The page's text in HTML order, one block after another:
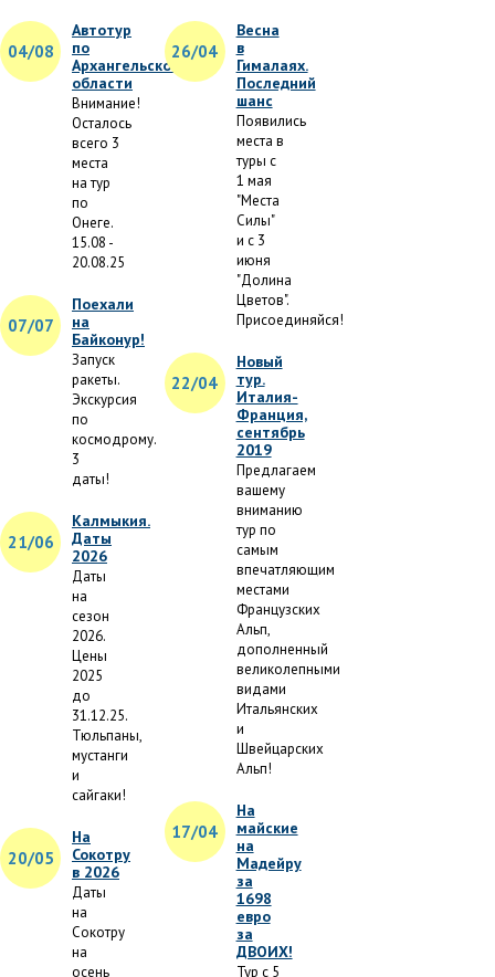
04/08
Автотур
по
Архангельской
области
Внимание!
Осталось
всего 3
места
на тур
по
Онеге.
15.08 -
20.08.25
07/07
Поехали
на
Байконур!
Запуск
ракеты.
Экскурсия
по
космодрому.
3
даты!
21/06
Калмыкия.
Даты
2026
Даты
на
сезон
2026.
Цены
2025
до
31.12.25.
Тюльпаны,
мустанги
и
сайгаки!
20/05
На
Сокотру
в 2026
Даты
на
Сокотру
на
осень
26/04
Весна
в
Гималаях.
Последний
шанс
Появились
места в
туры с
1 мая
"Места
Силы"
и с 3
июня
"Долина
Цветов".
Присоединяйся!
22/04
Новый
тур.
Италия-
Франция,
сентябрь
2019
Предлагаем
вашему
вниманию
тур по
самым
впечатляющим
местами
Французских
Альп,
дополненный
великолепными
видами
Итальянских
и
Швейцарских
Альп!
17/04
На
майские
на
Мадейру
за
1698
евро
за
ДВОИХ!
Тур с 5